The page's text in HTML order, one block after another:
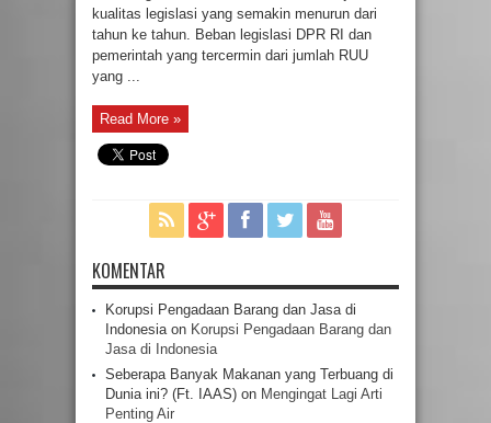
kualitas legislasi yang semakin menurun dari
tahun ke tahun. Beban legislasi DPR RI dan
pemerintah yang tercermin dari jumlah RUU
yang ...
Read More »
KOMENTAR
Korupsi Pengadaan Barang dan Jasa di
Indonesia on Korupsi Pengadaan Barang dan
Jasa di Indonesia
Seberapa Banyak Makanan yang Terbuang di
Dunia ini? (Ft. IAAS) on Mengingat Lagi Arti
Penting Air